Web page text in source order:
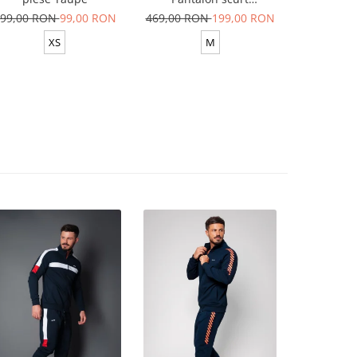
RON99,00 RON
XS
Yellow/White
469,00 RON199,00 RON
M